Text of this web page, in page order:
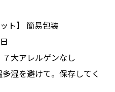
ト】 簡易包装
大アレルゲンなし
湿を避けて。保存してく